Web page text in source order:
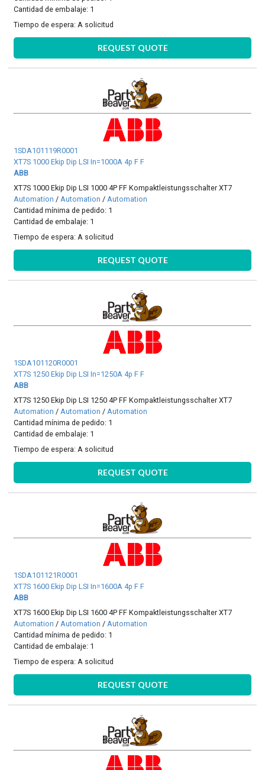
Cantidad de embalaje: 1
Tiempo de espera: A solicitud
REQUEST QUOTE
1SDA101119R0001
XT7S 1000 Ekip Dip LSI In=1000A 4p F F
ABB
XT7S 1000 Ekip Dip LSI 1000 4P FF Kompaktleistungsschalter XT7
Automation /Automation /Automation
Cantidad mínima de pedido: 1
Cantidad de embalaje: 1
Tiempo de espera: A solicitud
REQUEST QUOTE
1SDA101120R0001
XT7S 1250 Ekip Dip LSI In=1250A 4p F F
ABB
XT7S 1250 Ekip Dip LSI 1250 4P FF Kompaktleistungsschalter XT7
Automation /Automation /Automation
Cantidad mínima de pedido: 1
Cantidad de embalaje: 1
Tiempo de espera: A solicitud
REQUEST QUOTE
1SDA101121R0001
XT7S 1600 Ekip Dip LSI In=1600A 4p F F
ABB
XT7S 1600 Ekip Dip LSI 1600 4P FF Kompaktleistungsschalter XT7
Automation /Automation /Automation
Cantidad mínima de pedido: 1
Cantidad de embalaje: 1
Tiempo de espera: A solicitud
REQUEST QUOTE